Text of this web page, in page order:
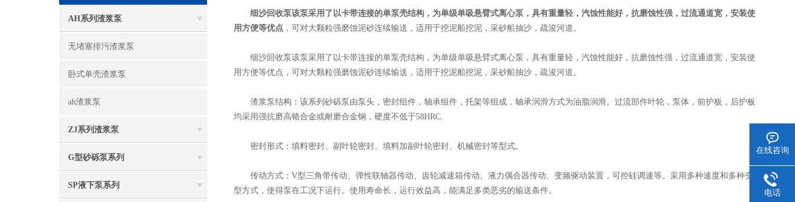
AH系列渣浆泵
无堵塞排污渣浆泵
卧式单壳渣浆泵
ah渣浆泵
ZJ系列渣浆泵
G型砂砾泵系列
SP液下泵系列
细沙回收泵该泵采用了以卡带连接的单泵壳结构，为单级单吸悬臂式离心泵，具有重量轻，汽蚀性能好，抗磨蚀性强，过流通道宽，安装使
用方便等优点 ，可对大颗粒强磨蚀泥砂连续输送，适用于挖泥船挖泥，采砂船抽沙，疏浚河道。
细沙回收泵该泵采用了以卡带连接的单泵壳结构，为单级单吸悬臂式离心泵，具有重量轻，汽蚀性能好，抗磨蚀性强，过流通道宽，安装使
用方便等优点，可对大颗粒强磨蚀泥砂连续输送，适用于挖泥船挖泥，采砂船抽沙，疏浚河道。
渣浆泵结构：该系列砂砾泵由泵头，密封组件，轴承组件，托架等组成，轴承润滑方式为油脂润滑。过流部件叶轮，泵体，前护板，后护板
均采用强抗磨高铬合金或耐磨合金钢，硬度不低于58HRC.
密封形式：填料密封、副叶轮密封、填料加副叶轮密封、机械密封等型式。
传动方式：V型三角带传动、弹性联轴器传动、齿轮减速箱传动、液力偶合器传动、变频驱动装置，可控硅调速等。采用多种速度和多种变
型方式，使得泵在工况下运行。使用寿命长，运行效益高，能满足多类恶劣的输送条件。
在线咨询
电话